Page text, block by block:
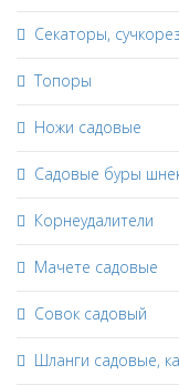
Секаторы,
Топоры
Ножи садовые
Садовые буры
Корнеудалители
Мачете садовые
Совок садовый
Шланги садовые,